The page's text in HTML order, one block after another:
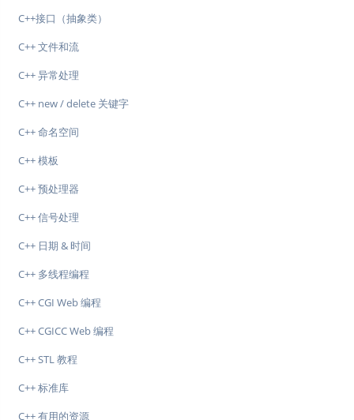
C++接口（抽象类）
C++ 文件和流
C++ 异常处理
C++ new / delete 关键字
C++ 命名空间
C++ 模板
C++ 预处理器
C++ 信号处理
C++ 日期 & 时间
C++ 多线程编程
C++ CGI Web 编程
C++ CGICC Web 编程
C++ STL 教程
C++ 标准库
C++ 有用的资源